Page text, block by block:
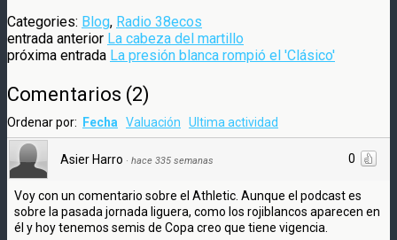
Categories: Blog, Radio 38ecos
entrada anterior La cabeza del martillo
próxima entrada La presión blanca rompió el 'Clásico'
Comentarios (2)
Ordenar por: Fecha Valuación Ultima actividad
0
Asier Harro · hace 335 semanas
Voy con un comentario sobre el Athletic. Aunque el podcast es
sobre la pasada jornada liguera, como los rojiblancos aparecen en
él y hoy tenemos semis de Copa creo que tiene vigencia.